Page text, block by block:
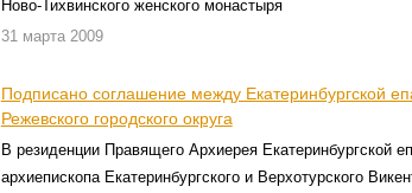
Ново-Тихвинского женского монастыря
31 марта 2009
Подписано соглашение между Екатеринбургской
Режевского городского округа
В резиденции Правящего Архиерея Екатеринбургской
архиепископа Екатеринбургского и Верхотурского